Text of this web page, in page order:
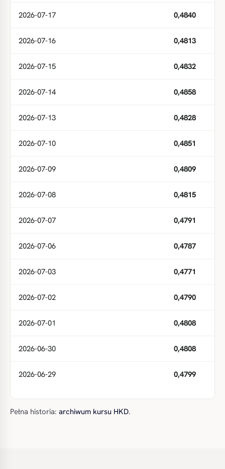
2026-07-17 0,4840
2026-07-16 0,4813
2026-07-15 0,4832
2026-07-14 0,4858
2026-07-13 0,4828
2026-07-10 0,4851
2026-07-09 0,4809
2026-07-08 0,4815
2026-07-07 0,4791
2026-07-06 0,4787
2026-07-03 0,4771
2026-07-02 0,4790
2026-07-01 0,4808
2026-06-30 0,4808
2026-06-29 0,4799
Pełna historia: archiwum kursu HKD.